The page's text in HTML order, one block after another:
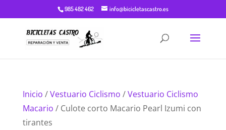
985 482 462 info@bicicletascastro.es
Inicio /Vestuario Ciclismo /Vestuario Ciclismo
Macario / Culote corto Macario Pearl Izumi con
tirantes